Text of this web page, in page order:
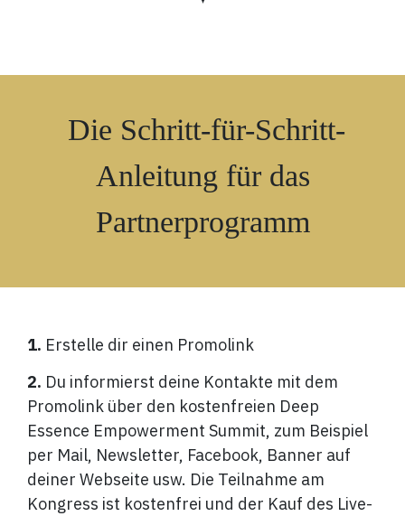
Die Schritt-für-Schritt-
Anleitung für das
Partnerprogramm
1. Erstelle dir einen Promolink
2. Du informierst deine Kontakte mit dem
Promolink über den kostenfreien Deep
Essence Empowerment Summit, zum Beispiel
per Mail, Newsletter, Facebook, Banner auf
deiner Webseite usw. Die Teilnahme am
Kongress ist kostenfrei und der Kauf des Live-